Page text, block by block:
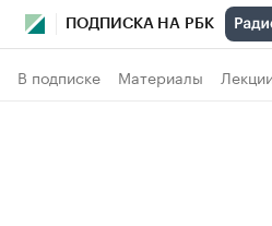
ПОДПИСКА НА РБК
В подписке Материалы